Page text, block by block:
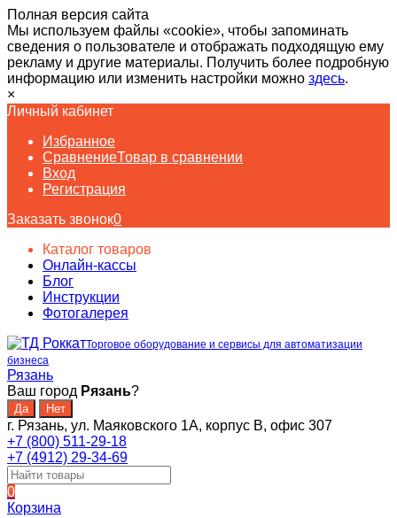
Полная версия сайта
Мы используем файлы «cookie», чтобы запоминать
сведения о пользователе и отображать подходящую ему
рекламу и другие материалы. Получить более подробную
информацию или изменить настройки можно здесь.
×
Личный кабинет
Избранное
СравнениеТовар в сравнении
Вход
Регистрация
Заказать звонок0
Каталог товаров
Онлайн-кассы
Блог
Инструкции
Фотогалерея
Торговое оборудование и сервисы для автоматизации
бизнеса
Рязань
Ваш город Рязань?
г. Рязань, ул. Маяковского 1А, корпус B, офис 307
+7 (800) 511-29-18
+7 (4912) 29-34-69
0
Корзина